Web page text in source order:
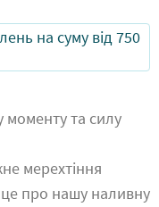
на суму від 750
моменту та силу
мерехтіння
про нашу наливну